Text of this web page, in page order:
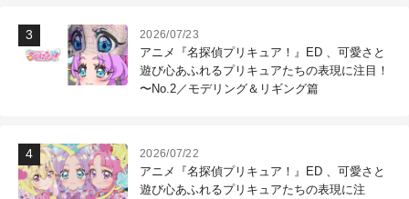
2026/07/23
アニメ『名探偵プリキュア！』ED 、可愛さと
遊び心あふれるプリキュアたちの表現に注目！
〜No.2／モデリング＆リギング篇
2026/07/22
アニメ『名探偵プリキュア！』ED 、可愛さと
遊び心あふれるプリキュアたちの表現に注